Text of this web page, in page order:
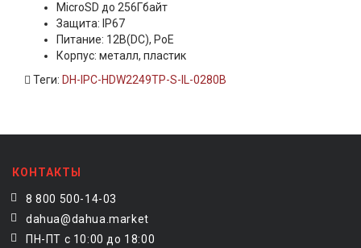
MicroSD до 256Гбайт
Защита: IP67
Питание: 12В(DC), PoE
Корпус: металл, пластик
Теги: DH-IPC-HDW2249TP-S-IL-0280B
КОНТАКТЫ
8 800 500-14-03
dahua@dahua.market
ПН-ПТ с 10:00 до 18:00